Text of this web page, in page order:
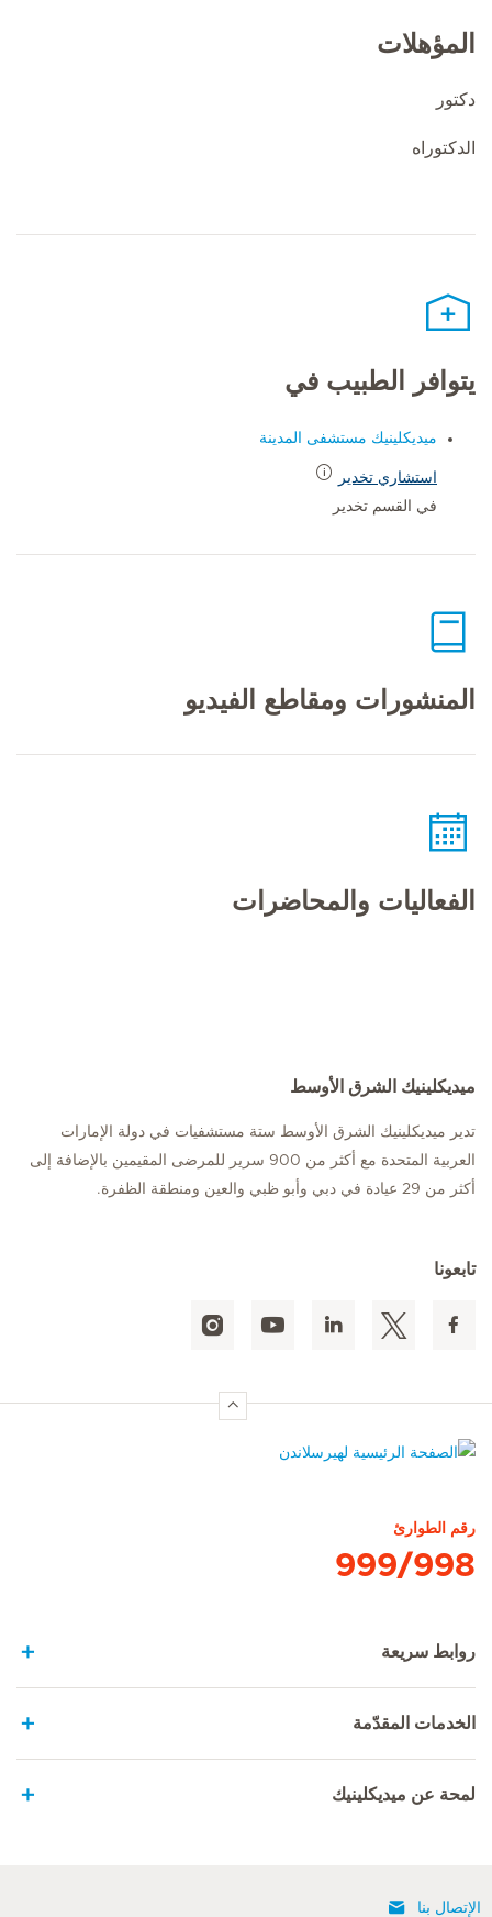
المؤهلات
دكتور
الدكتوراه
يتوافر الطبيب في
ميديكلينيك مستشفى المدينة
استشاري تخدير
في القسم تخدير
المنشورات ومقاطع الفيديو
الفعاليات والمحاضرات
ميديكلينيك الشرق الأوسط
تدير ميديكلينيك الشرق الأوسط ستة مستشفيات في دولة الإمارات
العربية المتحدة مع أكثر من 900 سرير للمرضى المقيمين بالإضافة إلى
أكثر من 29 عيادة في دبي وأبو ظبي والعين ومنطقة الظفرة.
تابعونا
رقم الطوارئ
999/998
روابط سريعة
الخدمات المقدّمة
لمحة عن ميديكلينيك
الإتصال بنا